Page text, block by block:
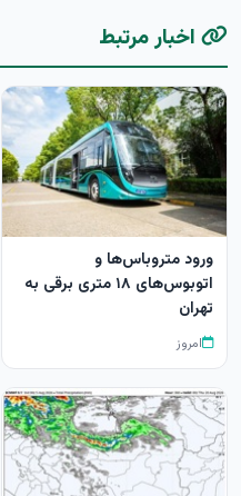
اخبار مرتبط
ورود متروباس‌ها و
اتوبوس‌های ۱۸ متری برقی به
تهران
امروز